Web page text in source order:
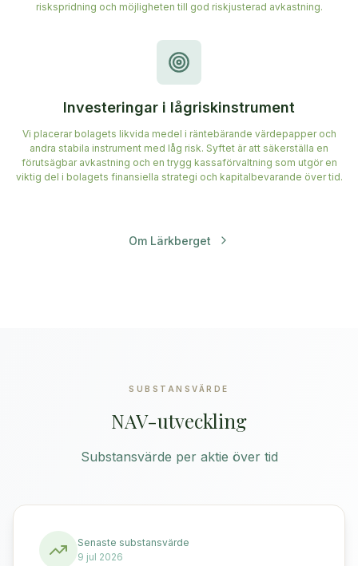
riskspridning och möjligheten till god riskjusterad avkastning.
Investeringar i lågriskinstrument
Vi placerar bolagets likvida medel i räntebärande värdepapper och
andra stabila instrument med låg risk. Syftet är att säkerställa en
förutsägbar avkastning och en trygg kassaförvaltning som utgör en
viktig del i bolagets finansiella strategi och kapitalbevarande över tid.
Om Lärkberget
SUBSTANSVÄRDE
NAV-utveckling
Substansvärde per aktie över tid
Senaste substansvärde
9 jul 2026